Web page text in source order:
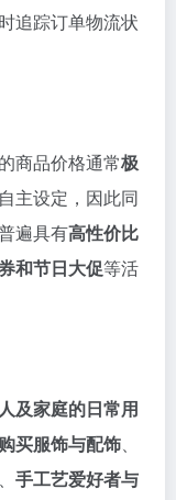
追踪订单物流状
商品价格通常极
主设定，因此同
遍具有高性价比
和节日大促等活
及家庭的日常用
买服饰与配饰、
、 手工艺爱好者与